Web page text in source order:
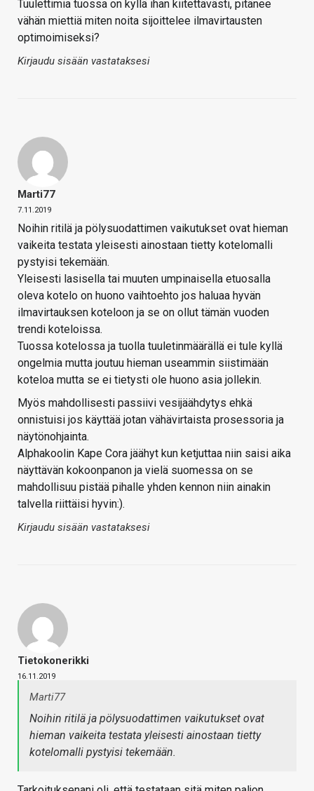
Tuulettimia tuossa on kyllä ihan kiitettävästi, pitänee
vähän miettiä miten noita sijoittelee ilmavirtausten
optimoimiseksi?
Kirjaudu sisään vastataksesi
Marti77
7.11.2019
Noihin ritilä ja pölysuodattimen vaikutukset ovat hieman
vaikeita testata yleisesti ainostaan tietty kotelomalli
pystyisi tekemään.
Yleisesti lasisella tai muuten umpinaisella etuosalla
oleva kotelo on huono vaihtoehto jos haluaa hyvän
ilmavirtauksen koteloon ja se on ollut tämän vuoden
trendi koteloissa.
Tuossa kotelossa ja tuolla tuuletinmäärällä ei tule kyllä
ongelmia mutta joutuu hieman useammin siistimään
koteloa mutta se ei tietysti ole huono asia jollekin.
Myös mahdollisesti passiivi vesijäähdytys ehkä
onnistuisi jos käyttää jotan vähävirtaista prosessoria ja
näytönohjainta.
Alphakoolin Kape Cora jäähyt kun ketjuttaa niin saisi aika
näyttävän kokoonpanon ja vielä suomessa on se
mahdollisuu pistää pihalle yhden kennon niin ainakin
talvella riittäisi hyvin:).
Kirjaudu sisään vastataksesi
Tietokonerikki
16.11.2019
Marti77
Noihin ritilä ja pölysuodattimen vaikutukset ovat
hieman vaikeita testata yleisesti ainostaan tietty
kotelomalli pystyisi tekemään.